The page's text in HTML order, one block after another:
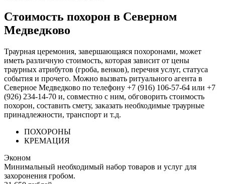
Стоимость похорон в Северном
Медведково
Траурная церемония, завершающаяся похоронами, может
иметь различную стоимость, которая зависит от цены
траурных атрибутов (гроба, венков), перечня услуг, статуса
события и прочего. Можно вызвать ритуального агента в
Северное Медведково по телефону +7 (916) 106-57-64 или +7
(926) 234-14-70 и, совместно с ним, обговорить стоимость
похорон, составить смету, заказать необходимые траурные
принадлежности, транспорт и т.д.
ПОХОРОНЫ
КРЕМАЦИЯ
Эконом
Минимальный необходимый набор товаров и услуг для
захоронения гробом.